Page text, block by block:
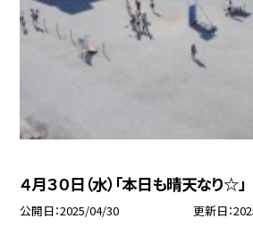
４月３０日（水）「本日も晴天なり☆」
公開日 2025/04/30 更新日